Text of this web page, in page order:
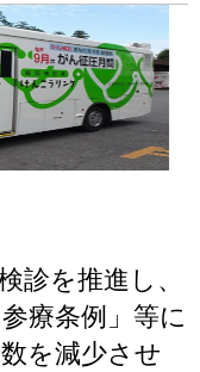
診を推進し、
療条例」等に
を減少させ